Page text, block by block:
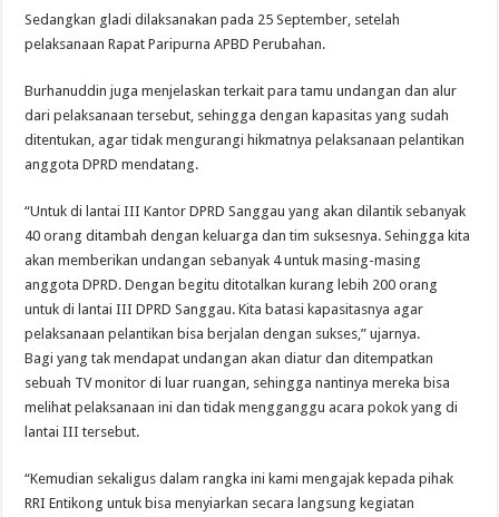
Sedangkan gladi dilaksanakan pada 25 September, setelah
pelaksanaan Rapat Paripurna APBD Perubahan.
Burhanuddin juga menjelaskan terkait para tamu undangan dan alur
dari pelaksanaan tersebut, sehingga dengan kapasitas yang sudah
ditentukan, agar tidak mengurangi hikmatnya pelaksanaan pelantikan
anggota DPRD mendatang.
“Untuk di lantai III Kantor DPRD Sanggau yang akan dilantik sebanyak
40 orang ditambah dengan keluarga dan tim suksesnya. Sehingga kita
akan memberikan undangan sebanyak 4 untuk masing-masing
anggota DPRD. Dengan begitu ditotalkan kurang lebih 200 orang
untuk di lantai III DPRD Sanggau. Kita batasi kapasitasnya agar
pelaksanaan pelantikan bisa berjalan dengan sukses,” ujarnya.
Bagi yang tak mendapat undangan akan diatur dan ditempatkan
sebuah TV monitor di luar ruangan, sehingga nantinya mereka bisa
melihat pelaksanaan ini dan tidak mengganggu acara pokok yang di
lantai III tersebut.
“Kemudian sekaligus dalam rangka ini kami mengajak kepada pihak
RRI Entikong untuk bisa menyiarkan secara langsung kegiatan